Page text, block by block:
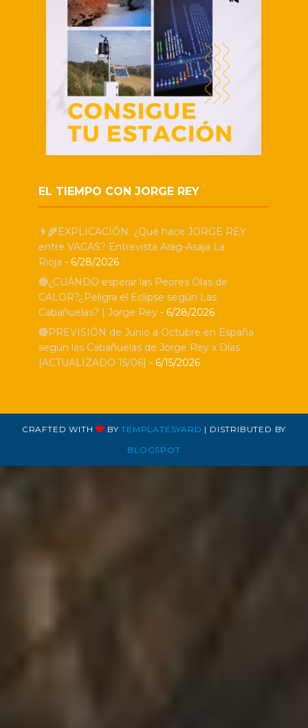
EL TIEMPO CON JORGE REY
👨‍🌾EXPLICACIÓN: ¿Qué hace JORGE REY
entre VACAS? Entrevista Arag-Asaja La
Rioja - 6/28/2026
🔴¿CUÁNDO esperar las Peores Olas de
CALOR?¿Peligra el Eclipse según Las
Cabañuelas? | Jorge Rey - 6/28/2026
🔴PREVISIÓN de Junio a Octubre en España
según las Cabañuelas de Jorge Rey x Días
[ACTUALIZADO 15/06] - 6/15/2026
CRAFTED WITH BYTEMPLATESYARD | DISTRIBUTED BY
BLOGSPOT